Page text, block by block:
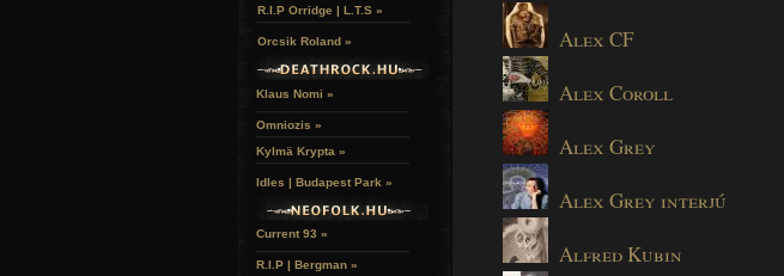
Alex CF
Alex Coroll
Alex Grey
Alex Grey interjú
Alfred Kubin
R.I.P Orridge | L.T.S »
Orcsik Roland »
Klaus Nomi »
Omniozis »
Kylmä Krypta »
Idles | Budapest Park »
Current 93 »
R.I.P | Bergman »